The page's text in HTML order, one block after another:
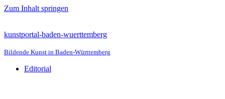
Zum Inhalt springen
kunstportal-baden-wuerttemberg
Bildende Kunst in Baden-Württemberg
Editorial